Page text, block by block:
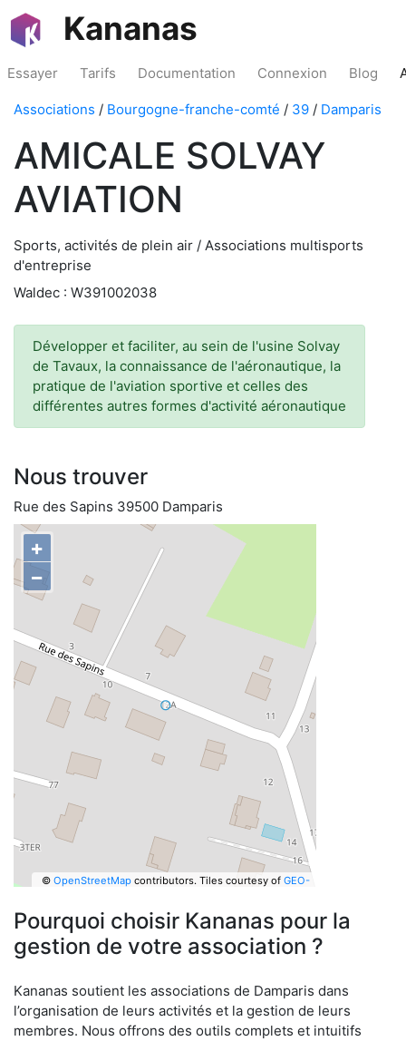
Kananas
Essayer Tarifs Documentation Connexion Blog
Associations / Bourgogne-franche-comté / 39 / Damparis
AMICALE SOLVAY
AVIATION
Sports, activités de plein air / Associations multisports
d'entreprise
Waldec : W391002038
Développer et faciliter, au sein de l'usine Solvay
de Tavaux, la connaissance de l'aéronautique, la
pratique de l'aviation sportive et celles des
différentes autres formes d'activité aéronautique
Nous trouver
Rue des Sapins 39500 Damparis
+
−
© OpenStreetMapcontributors. Tiles courtesy of GEO-
Pourquoi choisir Kananas pour la
gestion de votre association ?
Kananas soutient les associations de Damparis dans
l’organisation de leurs activités et la gestion de leurs
membres. Nous offrons des outils complets et intuitifs